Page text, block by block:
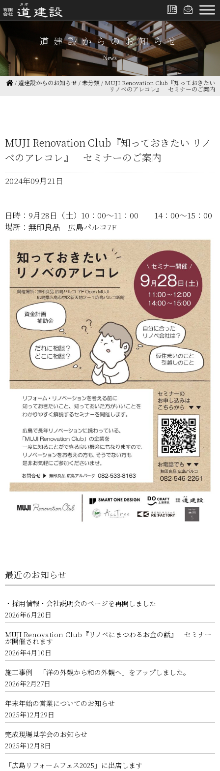
道建設からのお知らせ
News
/道建設からのお知らせ /未分類 / MUJI Renovation Club『知っておきたい
リノベのアレコレ』 セミナーのご案内
MUJI Renovation Club『知っておきたい リノ
ベのアレコレ』 セミナーのご案内
2024年09月21日
日時：9月28日（土）10：00～11：00 14：00～15：00
場所：無印良品 広島パルコ7F
最近のお知らせ
・採用情報・会社説明会のページを再開しました
2026年6月20日
MUJI Renovation Club『リノベにまつわるお金の話』 セミナー
が開催されます
2026年4月10日
施工事例 「洋の外観から和の外観へ」をアップしました。
2026年2月27日
年末年始の営業についてのお知らせ
2025年12月29日
完成現場見学会のお知らせ
2025年12月8日
「広島リフォームフェス2025」に出店します